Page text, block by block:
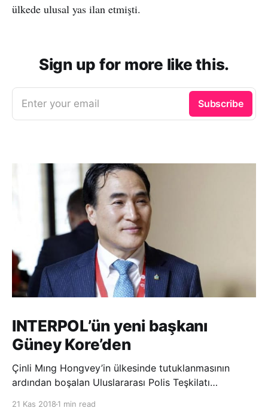
ülkede ulusal yas ilan etmişti.
Sign up for more like this.
Enter your email Subscribe
INTERPOL’ün yeni başkanı
Güney Kore’den
Çinli Mıng Hongvey’in ülkesinde tutuklanmasının
ardından boşalan Uluslararası Polis Teşkilatı
21 Kas 2018 1 min read